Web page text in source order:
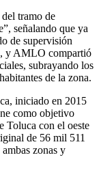
tramo de
señalando que ya
de supervisión
y AMLO compartió
subrayando los
de la zona.
iniciado en 2015
como objetivo
Toluca con el oeste
de 56 mil 511
zonas y